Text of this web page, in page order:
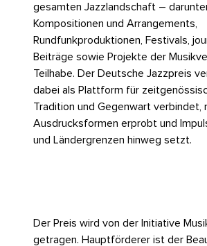
gesamten Jazzlandschaft –
Kompositionen und Arrangements,
Rundfunkproduktionen, Festivals,
Beiträge sowie Projekte der
Teilhabe. Der Deutsche Jazzpreis
dabei als Plattform für
Tradition und Gegenwart verbindet,
Ausdrucksformen erprobt und
und Ländergrenzen hinweg setzt.
Der Preis wird von der Initiative
getragen. Hauptförderer ist der